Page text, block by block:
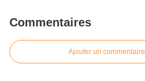
Commentaires
Ajouter un commentaire